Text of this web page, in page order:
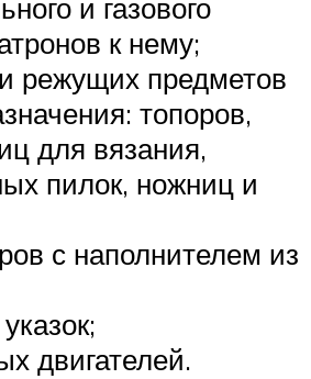
и газового
к нему;
режущих предметов
топоров,
для вязания,
пилок, ножниц и
с наполнителем из
двигателей.